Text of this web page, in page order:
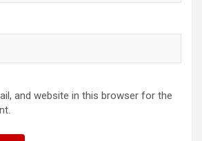
and website in this browser for the